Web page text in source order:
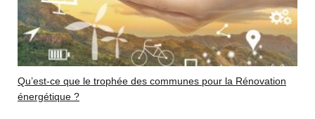
Qu’est-ce que le trophée des communes pour la Rénovation
énergétique ?